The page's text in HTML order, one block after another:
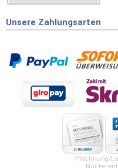
Unsere Zahlungsarten
*Rechnung/